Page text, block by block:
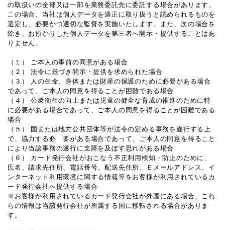
の取扱いの全部又は一部を業務委託先に委託する場合があります。
この場合、当社は個人データを適正に取り扱うと認められるものを
選定し、必要かつ適切な監督を実施いたします。また、次の場合を
除き、お預かりした個人データを第三者へ開示・提供することはあ
りません。
（１） ご本人の事前の同意がある場合
（２） 法令に基づき開示・提供を求められた場合
（３） 人の生命、身体または財産の保護のために必要がある場合
であって、ご本人の同意を得ることが困難である場合
（４） 公衆衛生の向上または児童の健全な育成の推進のために特
に必要がある場合であって、ご本人の同意を得ることが困難である
場合
（５） 国または地方公共団体等が法令の定める事務を遂行する上
で、協力する必 要がある場合であって、ご本人の同意を得ること
により当該事務の遂行に支障を及ぼす恐れがある場合
（６） カード発行会社がおこなう不正利用検知・防止のために、
氏名、請求先住所、電話番号、配送先住所、Ｅメールアドレス、イ
ンターネット利用環境に関する情報等をお客様が利用されているカ
ード発行会社へ提供する場合
※お客様が利用されているカード発行会社が外国にある場合、これ
らの情報は当該発行会社が所属する国に移転される場合がありま
す。